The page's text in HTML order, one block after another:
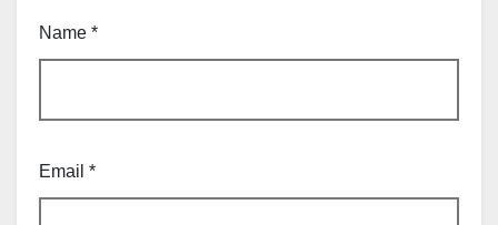
Name *
Email *